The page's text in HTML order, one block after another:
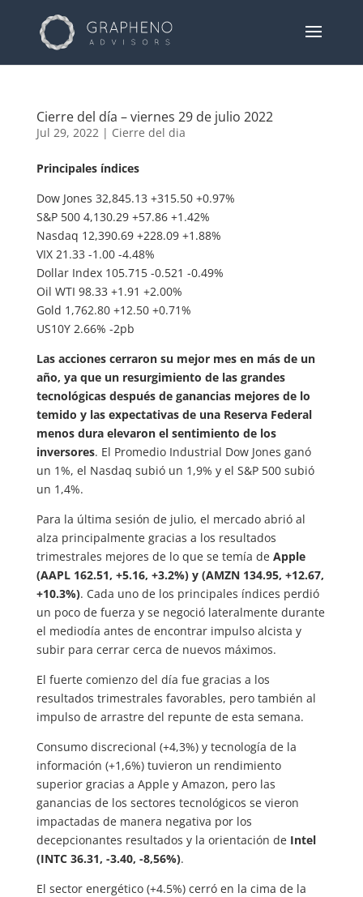
Cierre del día – viernes 29 de julio 2022
Jul 29, 2022| Cierre del dia
Principales índices
Dow Jones 32,845.13 +315.50 +0.97%
S&P 500 4,130.29 +57.86 +1.42%
Nasdaq 12,390.69 +228.09 +1.88%
VIX 21.33 -1.00 -4.48%
Dollar Index 105.715 -0.521 -0.49%
Oil WTI 98.33 +1.91 +2.00%
Gold 1,762.80 +12.50 +0.71%
US10Y 2.66% -2pb
Las acciones cerraron su mejor mes en más de un
año, ya que un resurgimiento de las grandes
tecnológicas después de ganancias mejores de lo
temido y las expectativas de una Reserva Federal
menos dura elevaron el sentimiento de los
inversores. El Promedio Industrial Dow Jones ganó
un 1%, el Nasdaq subió un 1,9% y el S&P 500 subió
un 1,4%.
Para la última sesión de julio, el mercado abrió al
alza principalmente gracias a los resultados
trimestrales mejores de lo que se temía de Apple
(AAPL 162.51, +5.16, +3.2%) y (AMZN 134.95, +12.67,
+10.3%). Cada uno de los principales índices perdió
un poco de fuerza y se negoció lateralmente durante
el mediodía antes de encontrar impulso alcista y
subir para cerrar cerca de nuevos máximos.
El fuerte comienzo del día fue gracias a los
resultados trimestrales favorables, pero también al
impulso de arrastre del repunte de esta semana.
Consumo discrecional (+4,3%) y tecnología de la
información (+1,6%) tuvieron un rendimiento
superior gracias a Apple y Amazon, pero las
ganancias de los sectores tecnológicos se vieron
impactadas de manera negativa por los
decepcionantes resultados y la orientación de Intel
(INTC 36.31, -3.40, -8,56%).
El sector energético (+4.5%) cerró en la cima de la